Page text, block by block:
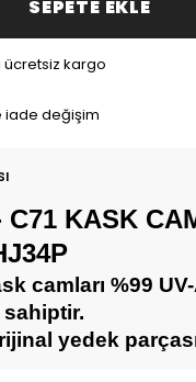
SEPETE EKLE
ücretsiz kargo
iade değişim
C71 KASK
camları %99
sahiptir.
yedek